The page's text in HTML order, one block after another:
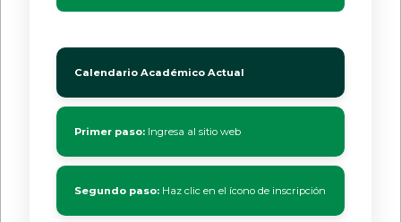
Calendario Académico Actual
Primer paso: Ingresa al sitio web
Segundo paso: Haz clic en el ícono de inscripción